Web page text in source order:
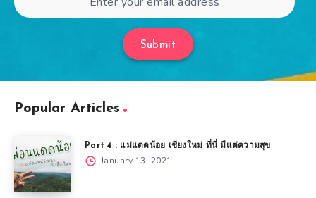
Submit
Popular Articles
Part 4 : แม่แดดน้อย เชียงใหม่ ที่นี่ มีแต่ความสุข
January 13, 2021